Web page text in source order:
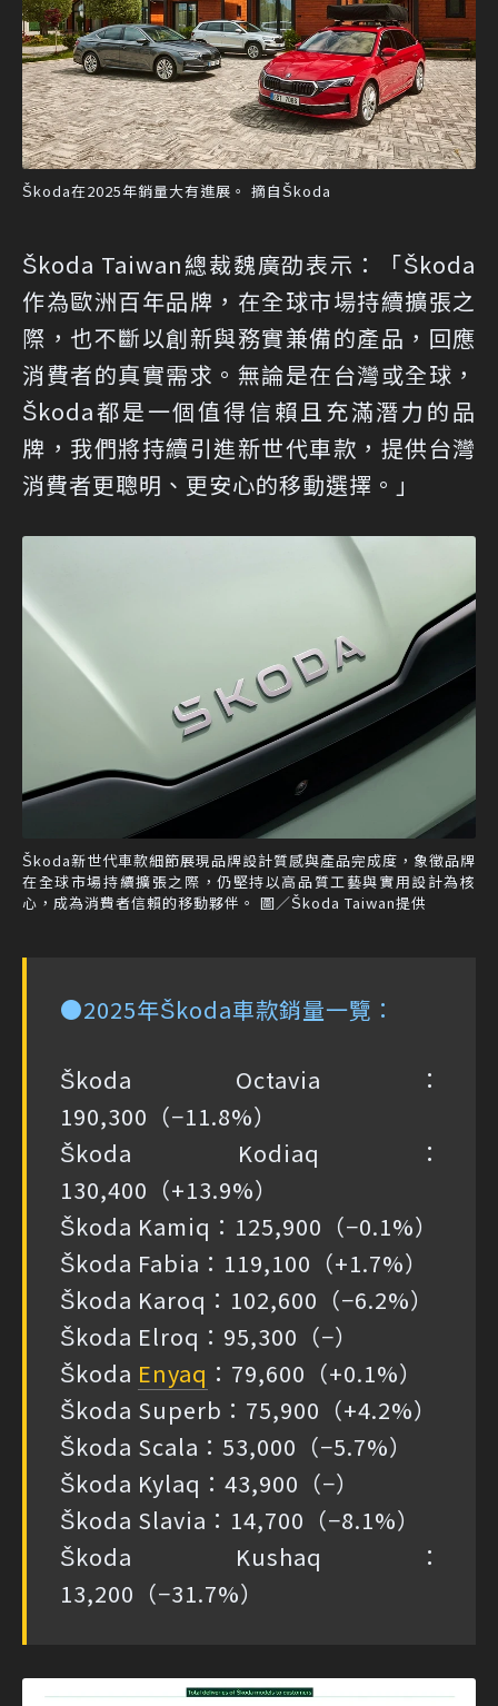
Škoda在2025年銷量大有進展。 摘自Škoda
Škoda Taiwan總裁魏廣劭表示：「Škoda
作為歐洲百年品牌，在全球市場持續擴張之
際，也不斷以創新與務實兼備的產品，回應
消費者的真實需求。無論是在台灣或全球，
Škoda都是一個值得信賴且充滿潛力的品
牌，我們將持續引進新世代車款，提供台灣
消費者更聰明、更安心的移動選擇。」
Škoda新世代車款細節展現品牌設計質感與產品完成度，象徵品牌
在全球市場持續擴張之際，仍堅持以高品質工藝與實用設計為核
心，成為消費者信賴的移動夥伴。 圖／Škoda Taiwan提供
●2025年Škoda車款銷量一覽：
Škoda Octavia：
190,300（−11.8%）
Škoda Kodiaq：
130,400（+13.9%）
Škoda Kamiq：125,900（−0.1%）
Škoda Fabia：119,100（+1.7%）
Škoda Karoq：102,600（−6.2%）
Škoda Elroq：95,300（−）
Škoda Enyaq ：79,600（+0.1%）
Škoda Superb：75,900（+4.2%）
Škoda Scala：53,000（−5.7%）
Škoda Kylaq：43,900（−）
Škoda Slavia：14,700（−8.1%）
Škoda Kushaq：
13,200（−31.7%）